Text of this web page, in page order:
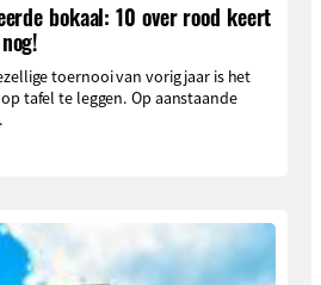
bokaal: 10 over rood keert
toernooi van vorig jaar is het
tafel te leggen. Op aanstaande